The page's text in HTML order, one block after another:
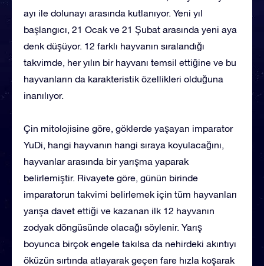
ayı ile dolunayı arasında kutlanıyor. Yeni yıl
başlangıcı, 21 Ocak ve 21 Şubat arasında yeni aya
denk düşüyor. 12 farklı hayvanın sıralandığı
takvimde, her yılın bir hayvanı temsil ettiğine ve bu
hayvanların da karakteristik özellikleri olduğuna
inanılıyor.
Çin mitolojisine göre, göklerde yaşayan imparator
YuDi, hangi hayvanın hangi sıraya koyulacağını,
hayvanlar arasında bir yarışma yaparak
belirlemiştir. Rivayete göre, günün birinde
imparatorun takvimi belirlemek için tüm hayvanları
yarışa davet ettiği ve kazanan ilk 12 hayvanın
zodyak döngüsünde olacağı söylenir. Yarış
boyunca birçok engele takılsa da nehirdeki akıntıyı
öküzün sırtında atlayarak geçen fare hızla koşarak